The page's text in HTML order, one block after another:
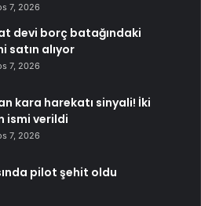
7, 2026
devi borç batağındaki
satın alıyor
7, 2026
kara harekatı sinyali! İki
ismi verildi
7, 2026
pilot şehit oldu